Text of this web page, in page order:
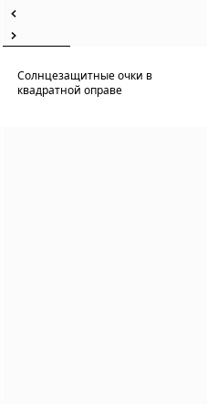
Солнцезащитные очки в
квадратной оправе